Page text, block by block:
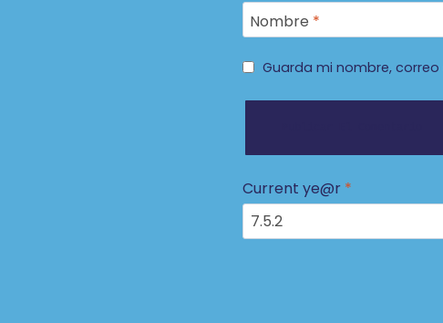
Nombre *
Guarda mi nombre,
Current ye@r *